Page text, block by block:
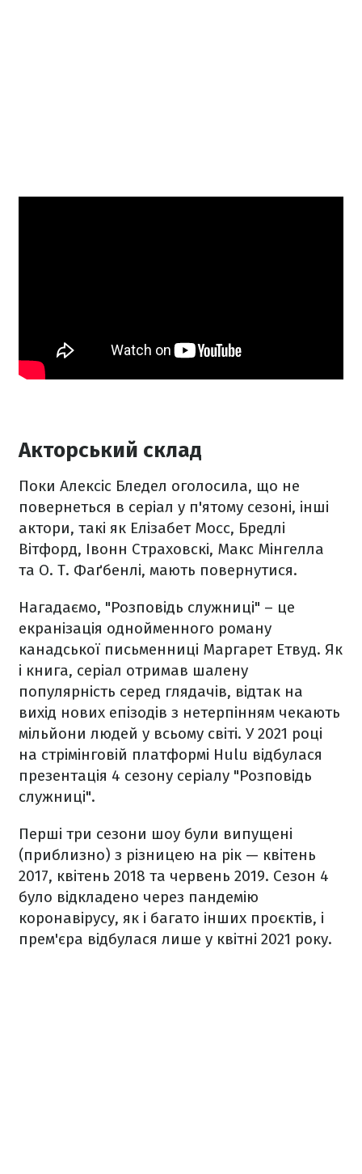
Акторський склад
Поки Алексіс Бледел оголосила, що не
повернеться в серіал у п'ятому сезоні, інші
актори, такі як Елізабет Мосс, Бредлі
Вітфорд, Івонн Страховскі, Макс Мінгелла
та О. Т. Фаґбенлі, мають повернутися.
Нагадаємо, "Розповідь служниці" – це
екранізація однойменного роману
канадської письменниці Маргарет Етвуд. Як
і книга, серіал отримав шалену
популярність серед глядачів, відтак на
вихід нових епізодів з нетерпінням чекають
мільйони людей у всьому світі. У 2021 році
на стрімінговій платформі Hulu відбулася
презентація 4 сезону серіалу "Розповідь
служниці".
Перші три сезони шоу були випущені
(приблизно) з різницею на рік — квітень
2017, квітень 2018 та червень 2019. Сезон 4
було відкладено через пандемію
коронавірусу, як і багато інших проєктів, і
прем'єра відбулася лише у квітні 2021 року.